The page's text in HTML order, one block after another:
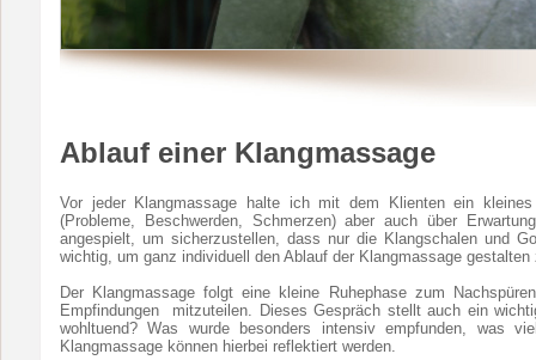
Ablauf einer Klangmassage
Vor jeder Klangmassage halte ich mit dem Klienten ein
(Probleme, Beschwerden, Schmerzen) aber auch über
angespielt, um sicherzustellen, dass nur die Klangschalen und
wichtig, um ganz individuell den Ablauf der Klangmassage gestalten
Der Klangmassage folgt eine kleine Ruhephase zum
Empfindungen mitzuteilen. Dieses Gespräch stellt auch ein
wohltuend? Was wurde besonders intensiv empfunden, was
Klangmassage können hierbei reflektiert werden.